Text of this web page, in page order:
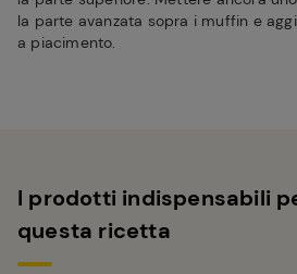
la parte avanzata sopra i muffin e
a piacimento.
I prodotti indispensabili
questa ricetta